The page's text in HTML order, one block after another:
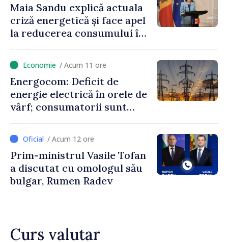
Maia Sandu explică actuala
criză energetică și face apel
la reducerea consumului în
putem menține prețurile la
un nivel mai mic”
/ Acum 11 ore
Energocom: Deficit de
energie electrică în orele de
vârf; consumatorii sunt
/ Acum 12 ore
Prim-ministrul Vasile Tofan
a discutat cu omologul său
bulgar, Rumen Radev
Curs valutar